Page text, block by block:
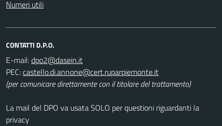
Numeri utili
CONTATTI D.P.O.
E-mail:
PEC:
(per comunicare direttamente con il titolare del trattamento)
La mail del DPO va usata SOLO per questioni riguardanti la
privacy